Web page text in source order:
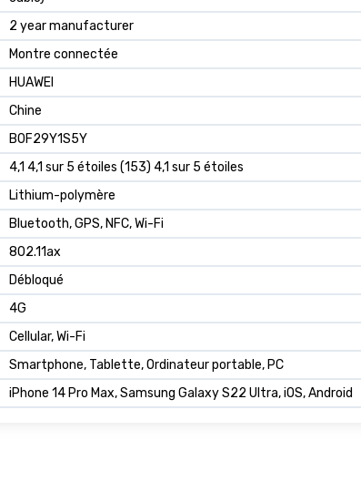
2 year manufacturer
Montre connectée
HUAWEI
Chine
B0F29Y1S5Y
4,1 4,1 sur 5 étoiles (153) 4,1 sur 5 étoiles
Lithium-polymère
Bluetooth, GPS, NFC, Wi-Fi
802.11ax
Débloqué
4G
Cellular, Wi-Fi
Smartphone, Tablette, Ordinateur portable, PC
iPhone 14 Pro Max, Samsung Galaxy S22 Ultra, iOS, Android